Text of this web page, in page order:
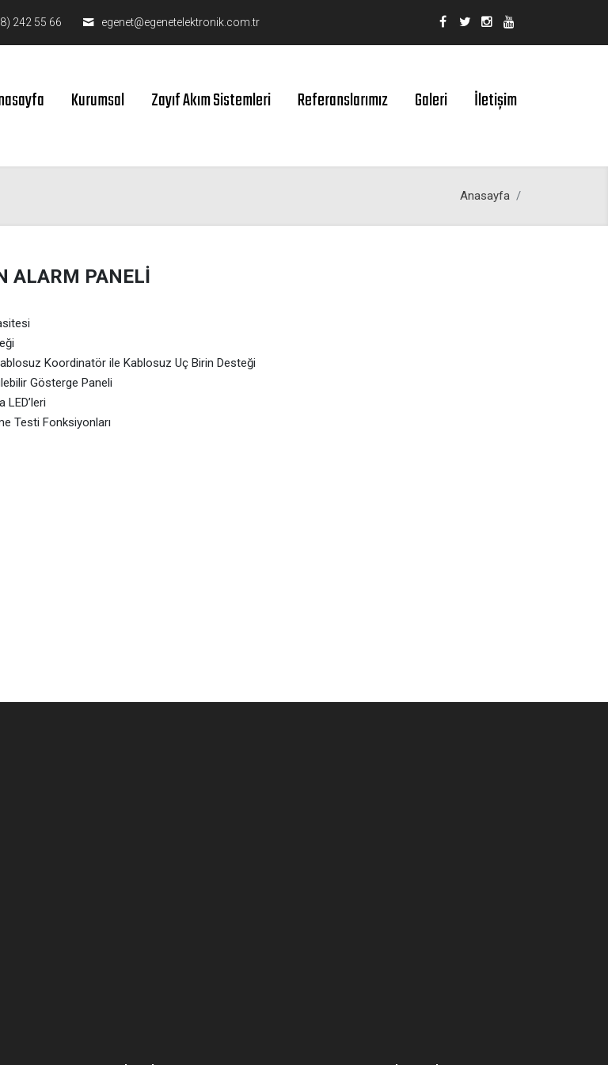
242 55 66 egenet@egenetelektronik.com.tr
Kurumsal Zayıf Akım Sistemleri Referanslarımız Galeri İletişim
Anasayfa
ALARM PANELİ
Koordinatör ile Kablosuz Uç Birin Desteği
Gösterge Paneli
Testi Fonksiyonları